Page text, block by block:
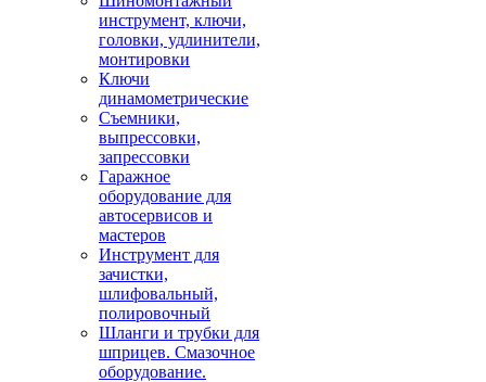
инструмент, ключи,
головки, удлинители,
монтировки
Ключи
динамометрические
Съемники,
выпрессовки,
запрессовки
Гаражное
оборудование для
автосервисов и
мастеров
Инструмент для
зачистки,
шлифовальный,
полировочный
Шланги и трубки для
шприцев. Смазочное
оборудование.